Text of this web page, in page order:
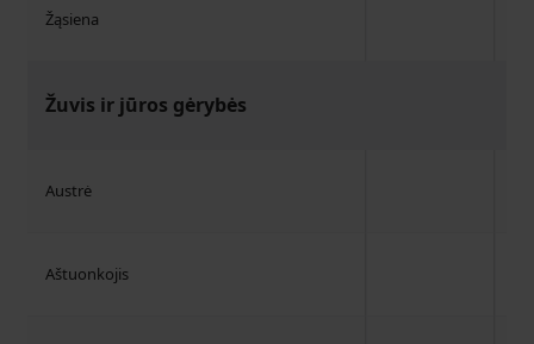
Žąsiena
Žuvis ir jūros gėrybės
Austrė
Aštuonkojis